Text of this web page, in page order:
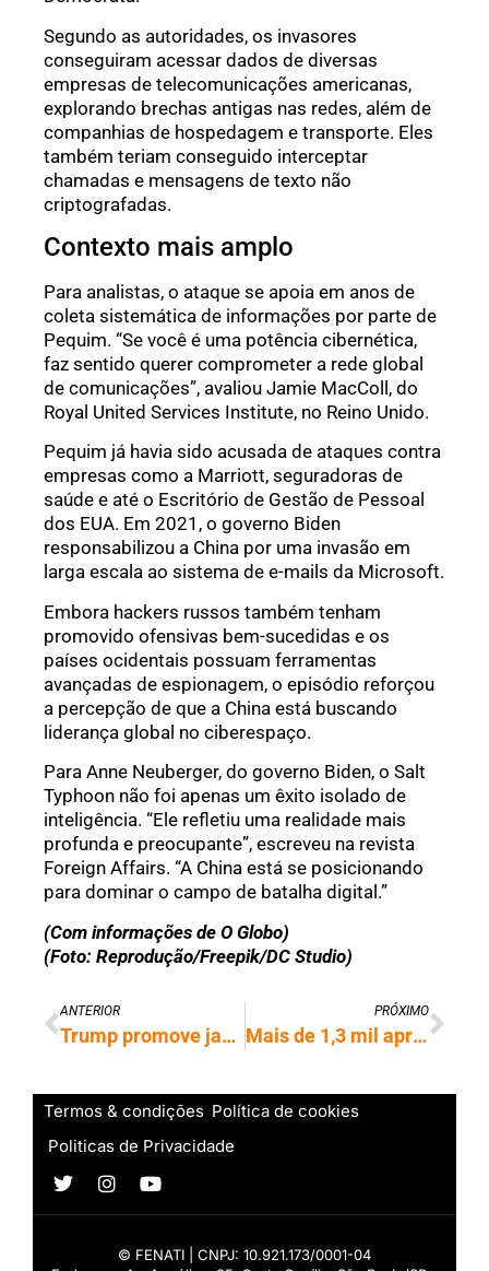
Segundo as autoridades, os invasores
conseguiram acessar dados de diversas
empresas de telecomunicações americanas,
explorando brechas antigas nas redes, além de
companhias de hospedagem e transporte. Eles
também teriam conseguido interceptar
chamadas e mensagens de texto não
criptografadas.
Contexto mais amplo
Para analistas, o ataque se apoia em anos de
coleta sistemática de informações por parte de
Pequim. “Se você é uma potência cibernética,
faz sentido querer comprometer a rede global
de comunicações”, avaliou Jamie MacColl, do
Royal United Services Institute, no Reino Unido.
Pequim já havia sido acusada de ataques contra
empresas como a Marriott, seguradoras de
saúde e até o Escritório de Gestão de Pessoal
dos EUA. Em 2021, o governo Biden
responsabilizou a China por uma invasão em
larga escala ao sistema de e-mails da Microsoft.
Embora hackers russos também tenham
promovido ofensivas bem-sucedidas e os
países ocidentais possuam ferramentas
avançadas de espionagem, o episódio reforçou
a percepção de que a China está buscando
liderança global no ciberespaço.
Para Anne Neuberger, do governo Biden, o Salt
Typhoon não foi apenas um êxito isolado de
inteligência. “Ele refletiu uma realidade mais
profunda e preocupante”, escreveu na revista
Foreign Affairs. “A China está se posicionando
para dominar o campo de batalha digital.”
(Com informações de O Globo)
(Foto: Reprodução/Freepik/DC Studio)
ANTERIOR
Trump promove jantar com líderes das big techs, mas não convida Musk
PRÓXIMO
Mais de 1,3 mil aprovados no Enem dos Concursos serão nomeados
Termos & condições Política de cookies
Politicas de Privacidade
© FENATI | CNPJ: 10.921.173/0001-04